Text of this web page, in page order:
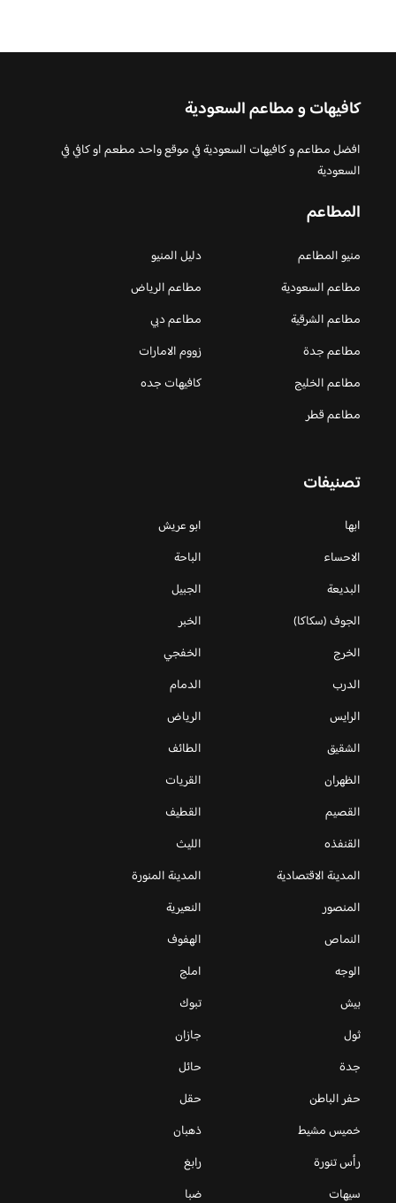
كافيهات و مطاعم السعودية
افضل مطاعم و كافيهات السعودية في موقع واحد مطعم او كافي في
السعودية
المطاعم
منيو المطاعم
دليل المنيو
مطاعم السعودية
مطاعم الرياض
مطاعم الشرقية
مطاعم دبي
مطاعم جدة
زووم الامارات
مطاعم الخليج
كافيهات جده
مطاعم قطر
تصنيفات
ابها
ابو عريش
الاحساء
الباحة
البديعة
الجبيل
الجوف (سكاكا)
الخبر
الخرج
الخفجي
الدرب
الدمام
الرايس
الرياض
الشقيق
الطائف
الظهران
القريات
القصيم
القطيف
القنفذه
الليث
المدينة الاقتصادية
المدينة المنورة
المنصور
النعيرية
النماص
الهفوف
الوجه
املج
بيش
تبوك
ثول
جازان
جدة
حائل
حفر الباطن
حقل
خميس مشيط
ذهبان
رأس تنورة
رابغ
سيهات
ضبا